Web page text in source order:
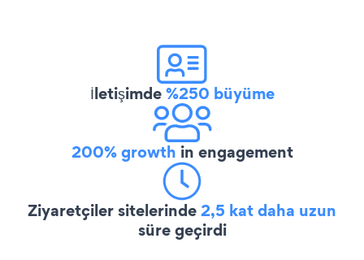
İletişimde%250 büyüme
200% growth in engagement
Ziyaretçiler sitelerinde2,5 kat daha uzun
süre geçirdi